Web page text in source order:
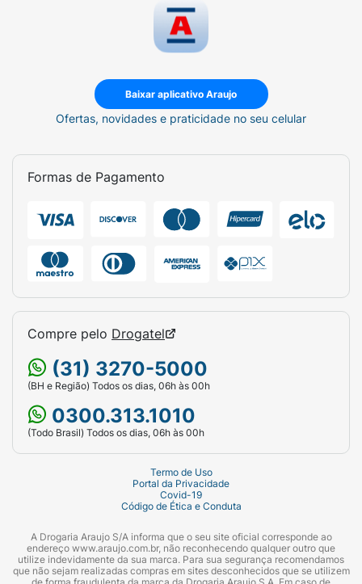
Baixar aplicativo Araujo
Ofertas, novidades e praticidade no seu celular
Formas de Pagamento
Compre pelo Drogatel
(31) 3270-5000
(BH e Região) Todos os dias, 06h às 00h
0300.313.1010
(Todo Brasil) Todos os dias, 06h às 00h
Termo de Uso
Portal da Privacidade
Covid-19
Código de Ética e Conduta
A Drogaria Araujo S/A informa que o seu site oficial corresponde ao
endereço www.araujo.com.br, não reconhecendo qualquer outro que
utilize indevidamente da sua marca. Para sua segurança recomendamos
que não sejam realizadas compras em sites desconhecidos que se utilizem